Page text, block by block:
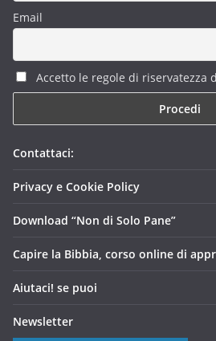
Email
Accetto le regole di riservatezza
Contattaci:
Privacy e Cookie Policy
Download “Non di Solo Pane”
Capire la Bibbia, corso online di
Aiutaci! se puoi
Newsletter